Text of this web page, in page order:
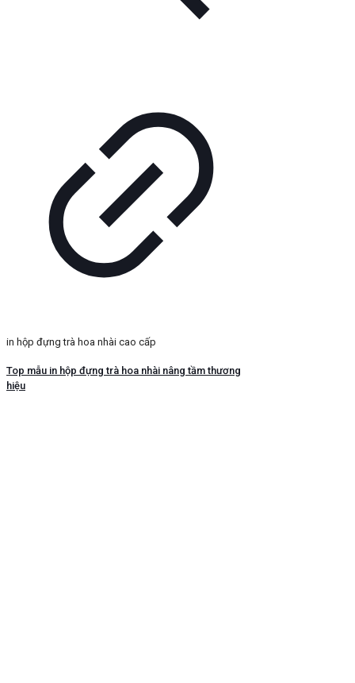
in hộp đựng trà hoa nhài cao cấp
Top mẫu in hộp đựng trà hoa nhài nâng tầm thương
hiệu